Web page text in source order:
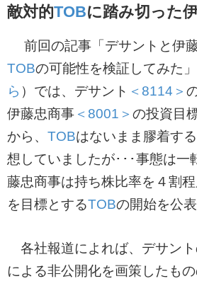
敵対的TOBに踏み切った
前回の記事「デサントと伊
TOBの可能性を検証してみた
ら ）では、デサント ＜8114＞
伊藤忠商事 ＜8001＞ の投資目
から、 TOBはないまま膠着す
想していましたが･･･事態は一
藤忠商事は持ち株比率を４割
を目標とするTOBの開始を公表
各社報道によれば、デサン
による非公開化を画策したもの